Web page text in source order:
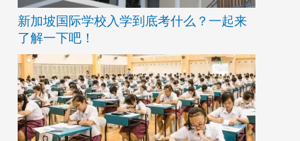
新加坡国际学校入学到底考什么？一起来
了解一下吧！